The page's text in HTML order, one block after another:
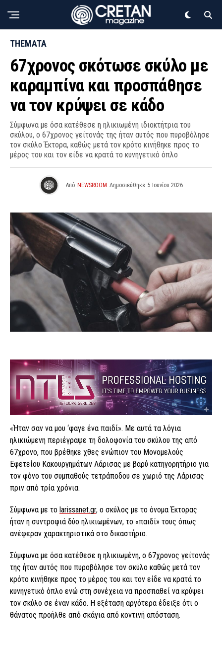
THEMATA
67χρονος σκότωσε σκύλο με
καραμπίνα και προσπάθησε
να τον κρύψει σε κάδο
Σύμφωνα με όσα κατέθεσε η ηλικιωμένη ιδιοκτήτρια του
σκύλου, ο 67χρονος γείτονάς της ήταν αυτός που πυροβόλησε
τον σκύλο Έκτορα, καθώς μετά τον κρότο κινήθηκε προς το
μέρος του και τον είδε να κρατά το κυνηγετικό όπλο
Από NEWSROOM Δημοσιεύθηκε 5 Ιουνίου 2026
«Ήταν σαν να μου ‘φαγε ένα παιδί». Με αυτά τα λόγια
ηλικιώμενη περιέγραψε τη δολοφονία του σκύλου της από
67χρονο, που βρέθηκε χθες ενώπιον του Μονομελούς
Εφετείου Κακουργημάτων Λάρισας με βαρύ κατηγορητήριο για
τον φόνο του συμπαθούς τετράποδου σε χωριό της Λάρισας
πριν από τρία χρόνια.
Σύμφωνα με το larissanet.gr, ο σκύλος με το όνομα Έκτορας
ήταν η συντροφιά δύο ηλικιωμένων, το «παιδί» τους όπως
ανέφεραν χαρακτηριστικά στο δικαστήριο.
Σύμφωνα με όσα κατέθεσε η ηλικιωμένη, ο 67χρονος γείτονάς
της ήταν αυτός που πυροβόλησε τον σκύλο καθώς μετά τον
κρότο κινήθηκε προς το μέρος του και τον είδε να κρατά το
κυνηγετικό όπλο ενώ στη συνέχεια να προσπαθεί να κρύψει
τον σκύλο σε έναν κάδο. Η εξέταση αργότερα έδειξε ότι ο
θάνατος προήλθε από σκάγια από κοντινή απόσταση.